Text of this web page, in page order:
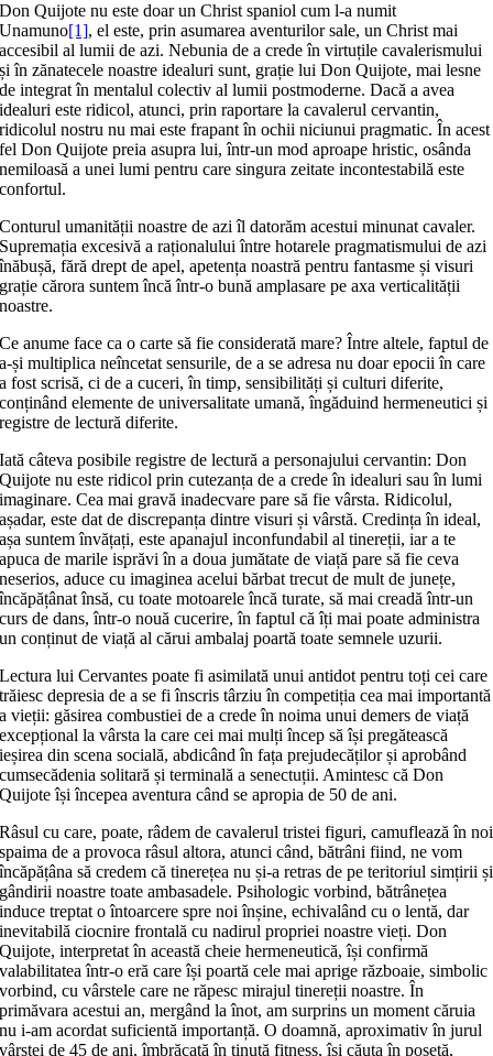
Don Quijote nu este doar un Christ spaniol cum l-a numit
Unamuno[1], el este, prin asumarea aventurilor sale, un Christ mai
accesibil al lumii de azi. Nebunia de a crede în virtuțile cavalerismului
și în zănatecele noastre idealuri sunt, grație lui Don Quijote, mai lesne
de integrat în mentalul colectiv al lumii postmoderne. Dacă a avea
idealuri este ridicol, atunci, prin raportare la cavalerul cervantin,
ridicolul nostru nu mai este frapant în ochii niciunui pragmatic. În acest
fel Don Quijote preia asupra lui, într-un mod aproape hristic, osânda
nemiloasă a unei lumi pentru care singura zeitate incontestabilă este
confortul.
Conturul umanității noastre de azi îl datorăm acestui minunat cavaler.
Supremația excesivă a raționalului între hotarele pragmatismului de azi
înăbușă, fără drept de apel, apetența noastră pentru fantasme și visuri
grație cărora suntem încă într-o bună amplasare pe axa verticalității
noastre.
Ce anume face ca o carte să fie considerată mare? Între altele, faptul de
a-și multiplica neîncetat sensurile, de a se adresa nu doar epocii în care
a fost scrisă, ci de a cuceri, în timp, sensibilități și culturi diferite,
conținând elemente de universalitate umană, îngăduind hermeneutici și
registre de lectură diferite.
Iată câteva posibile registre de lectură a personajului cervantin: Don
Quijote nu este ridicol prin cutezanța de a crede în idealuri sau în lumi
imaginare. Cea mai gravă inadecvare pare să fie vârsta. Ridicolul,
așadar, este dat de discrepanța dintre visuri și vârstă. Credința în ideal,
așa suntem învățați, este apanajul inconfundabil al tinereții, iar a te
apuca de marile isprăvi în a doua jumătate de viață pare să fie ceva
neserios, aduce cu imaginea acelui bărbat trecut de mult de junețe,
încăpățânat însă, cu toate motoarele încă turate, să mai creadă într-un
curs de dans, într-o nouă cucerire, în faptul că îți mai poate administra
un conținut de viață al cărui ambalaj poartă toate semnele uzurii.
Lectura lui Cervantes poate fi asimilată unui antidot pentru toți cei care
trăiesc depresia de a se fi înscris târziu în competiția cea mai importantă
a vieții: găsirea combustiei de a crede în noima unui demers de viață
excepțional la vârsta la care cei mai mulți încep să își pregătească
ieșirea din scena socială, abdicând în fața prejudecăților și aprobând
cumsecădenia solitară și terminală a senectuții. Amintesc că Don
Quijote își începea aventura când se apropia de 50 de ani.
Râsul cu care, poate, râdem de cavalerul tristei figuri, camuflează în noi
spaima de a provoca râsul altora, atunci când, bătrâni fiind, ne vom
încăpățâna să credem că tinerețea nu și-a retras de pe teritoriul simțirii și
gândirii noastre toate ambasadele. Psihologic vorbind, bătrânețea
induce treptat o întoarcere spre noi înșine, echivalând cu o lentă, dar
inevitabilă ciocnire frontală cu nadirul propriei noastre vieți. Don
Quijote, interpretat în această cheie hermeneutică, își confirmă
valabilitatea într-o eră care își poartă cele mai aprige războaie, simbolic
vorbind, cu vârstele care ne răpesc mirajul tinereții noastre. În
primăvara acestui an, mergând la înot, am surprins un moment căruia
nu i-am acordat suficientă importanță. O doamnă, aproximativ în jurul
vârstei de 45 de ani, îmbrăcată în ținută fitness, își căuta în poșetă,